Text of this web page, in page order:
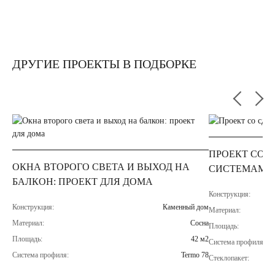
ДРУГИЕ ПРОЕКТЫ В ПОДБОРКЕ
ОКНА ВТОРОГО СВЕТА И ВЫХОД НА
БАЛКОН: ПРОЕКТ ДЛЯ ДОМА
Конструкция:
Каменный дом
Материал:
Сосна
Площадь:
42 м2
Система профиля:
Termo 78
ПРОЕКТ СО
СИСТЕМАМИ
Конструкция:
Материал:
Площадь:
Система профиля:
Стеклопакет: